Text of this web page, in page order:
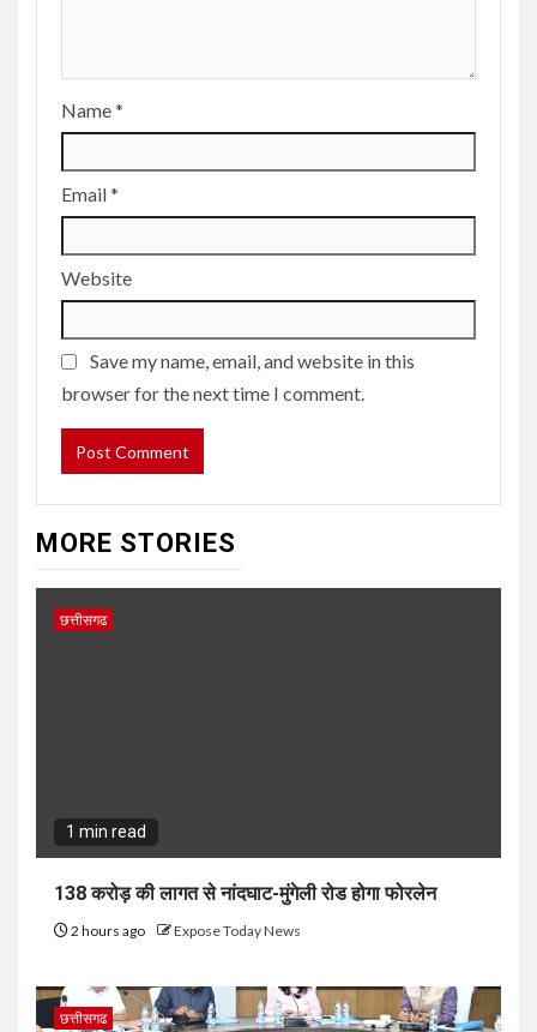
Name*
Email*
Website
Save my name, email, and website in this
browser for the next time I comment.
MORE STORIES
छत्तीसगढ
1 min read
138 करोड़ की लागत से नांदघाट-मुंगेली रोड होगा फोरलेन
2 hours ago Expose Today News
छत्तीसगढ